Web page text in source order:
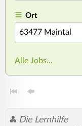
Ort
Alle Jobs...
Die Lernhilfe